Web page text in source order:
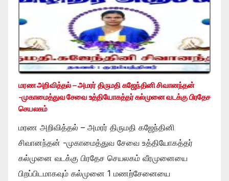
மரண அறிவித்தல் – அமரர் திருமதி கஜேந்தினி சிவானந்தன்
-முகாமைத்துவ சேவை உத்தியோகத்தர் கல்முனை வடக்கு பிரதேச
செயலகம்
மரண அறிவித்தல் – அமரர் திருமதி கஜேந்தினி
சிவானந்தன் -முகாமைத்துவ சேவை உத்தியோகத்தர்
கல்முனை வடக்கு பிரதேச செயலகம் வீரமுனையை
பிறப்பிடமாகவும் கல்முனை 1 மணற்சேனையை